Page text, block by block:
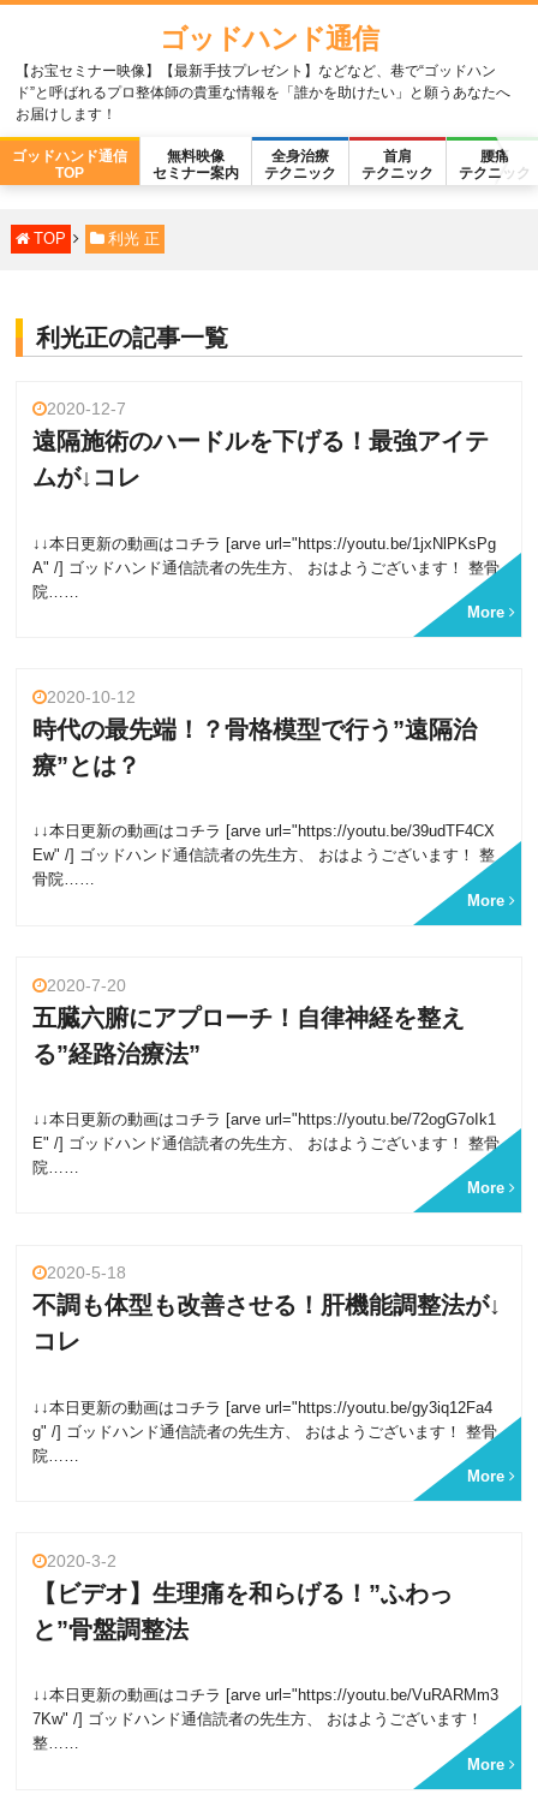
ゴッドハンド通信
【お宝セミナー映像】【最新手技プレゼント】などなど、巷で“ゴッドハン
ド”と呼ばれるプロ整体師の貴重な情報を「誰かを助けたい」と願うあなたへ
お届けします！
ゴッドハンド通信
TOP
無料映像
セミナー案内
全身治療
テクニック
首肩
テクニック
腰痛
テクニック
TOP 利光 正
利光正の記事一覧
2020-12-7
遠隔施術のハードルを下げる！最強アイテ
ムが↓コレ
↓↓本日更新の動画はコチラ [arve url="https://youtu.be/1jxNlPKsPg
A" /] ゴッドハンド通信読者の先生方、 おはようございます！ 整骨
院……
More
2020-10-12
時代の最先端！？骨格模型で行う”遠隔治
療”とは？
↓↓本日更新の動画はコチラ [arve url="https://youtu.be/39udTF4CX
Ew" /] ゴッドハンド通信読者の先生方、 おはようございます！ 整
骨院……
More
2020-7-20
五臓六腑にアプローチ！自律神経を整え
る”経路治療法”
↓↓本日更新の動画はコチラ [arve url="https://youtu.be/72ogG7oIk1
E" /] ゴッドハンド通信読者の先生方、 おはようございます！ 整骨
院……
More
2020-5-18
不調も体型も改善させる！肝機能調整法が↓
コレ
↓↓本日更新の動画はコチラ [arve url="https://youtu.be/gy3iq12Fa4
g" /] ゴッドハンド通信読者の先生方、 おはようございます！ 整骨
院……
More
2020-3-2
【ビデオ】生理痛を和らげる！”ふわっ
と”骨盤調整法
↓↓本日更新の動画はコチラ [arve url="https://youtu.be/VuRARMm3
7Kw" /] ゴッドハンド通信読者の先生方、 おはようございます！
整……
More